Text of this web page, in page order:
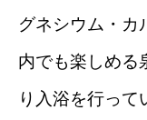
グネシウム・カ
内でも楽しめる
り入浴を行って